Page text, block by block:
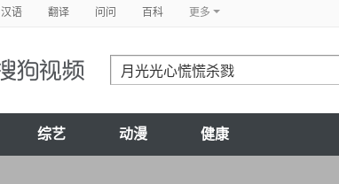
汉语 翻译 问问 百科 更多
综艺 动漫 健康